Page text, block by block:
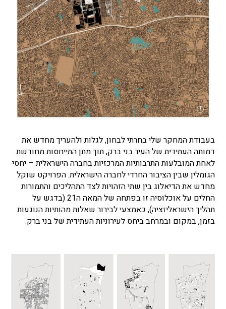
בעבודת המחקר שלי בחרתי לבחון, לגלות ולהעריך מחדש את
דמותה העתידית של העיר בני ברק, תוך מתן התייחסות מחודשת
לאחת המובלעות התרבותיות המרכזיות בחברה הישראלית – יחסי
הגומלין שבין הציבור החרדי לחברה הישראלית. הפרויקט שוקל
מחדש את הדיאלוג בין שתי הזהויות לצד התהליכים והתמורות
החלים על אוכלוסיה זו בפתחה של המאה ה21 (בדגש על
תהליך הישראליזציה), כאמצעי לבירור שאלות מהותיות הנוגעות
בזמן, במקום ובמרחב ביחס לעירוניות העתידית של בני ברק.